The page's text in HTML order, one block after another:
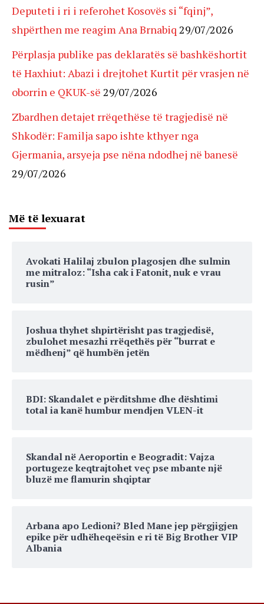
Deputeti i ri i referohet Kosovës si “fqinj”,
shpërthen me reagim Ana Brnabiq 29/07/2026
Përplasja publike pas deklaratës së bashkëshortit
të Haxhiut: Abazi i drejtohet Kurtit për vrasjen në
oborrin e QKUK-së 29/07/2026
Zbardhen detajet rrëqethëse të tragjedisë në
Shkodër: Familja sapo ishte kthyer nga
Gjermania, arsyeja pse nëna ndodhej në banesë
29/07/2026
Më të lexuarat
Avokati Halilaj zbulon plagosjen dhe sulmin
me mitraloz: “Isha cak i Fatonit, nuk e vrau
rusin”
Joshua thyhet shpirtërisht pas tragjedisë,
zbulohet mesazhi rrëqethës për “burrat e
mëdhenj” që humbën jetën
BDI: Skandalet e përditshme dhe dështimi
total ia kanë humbur mendjen VLEN-it
Skandal në Aeroportin e Beogradit: Vajza
portugeze keqtrajtohet veç pse mbante një
bluzë me flamurin shqiptar
Arbana apo Ledioni? Bled Mane jep përgjigjen
epike për udhëheqeësin e ri të Big Brother VIP
Albania